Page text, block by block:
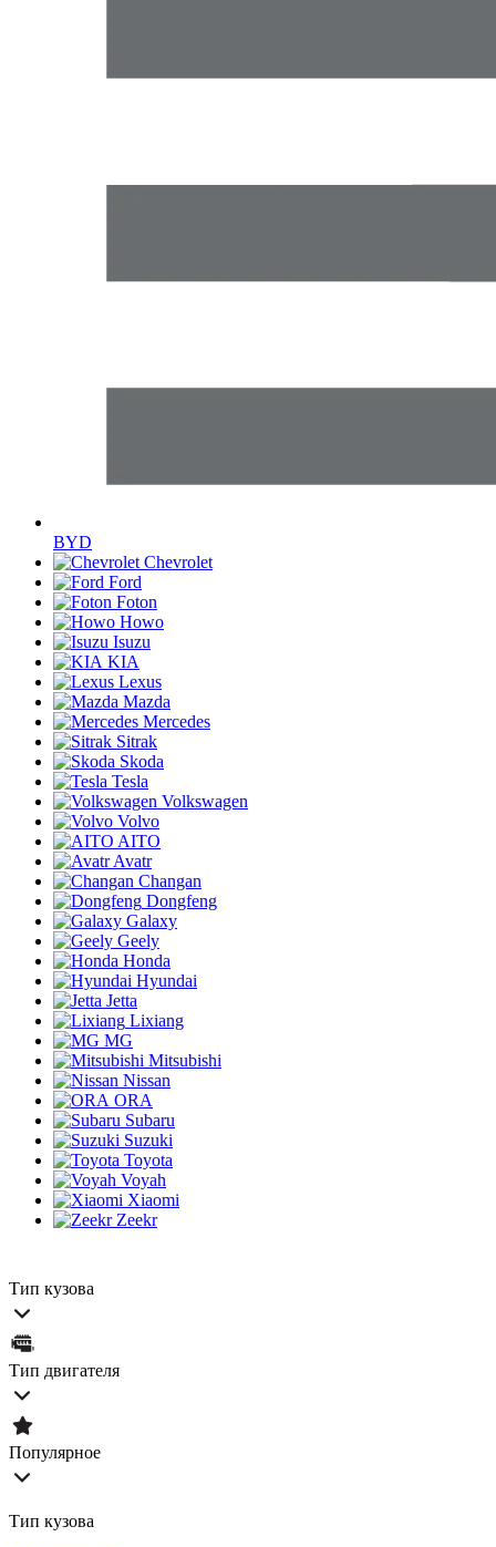
BYD
Chevrolet
Ford
Foton
Howo
Isuzu
KIA
Lexus
Mazda
Mercedes
Sitrak
Skoda
Tesla
Volkswagen
Volvo
AITO
Avatr
Changan
Dongfeng
Galaxy
Geely
Honda
Hyundai
Jetta
Lixiang
MG
Mitsubishi
Nissan
ORA
Subaru
Suzuki
Toyota
Voyah
Xiaomi
Zeekr
Тип кузова
Тип двигателя
Популярное
Тип кузова